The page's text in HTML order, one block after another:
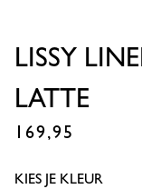
LISSY
LATTE
169,95
KIES JE KLEUR